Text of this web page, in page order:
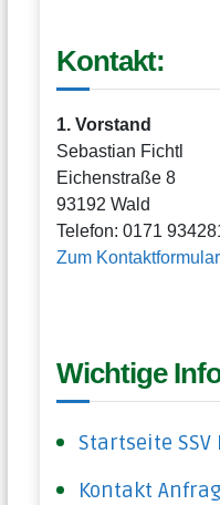
Kontakt:
1. Vorstand
Sebastian Fichtl
Eichenstraße 8
93192 Wald
Telefon: 0171
Zum Kontaktformular
Wichtige
Startseite SSV
Kontakt